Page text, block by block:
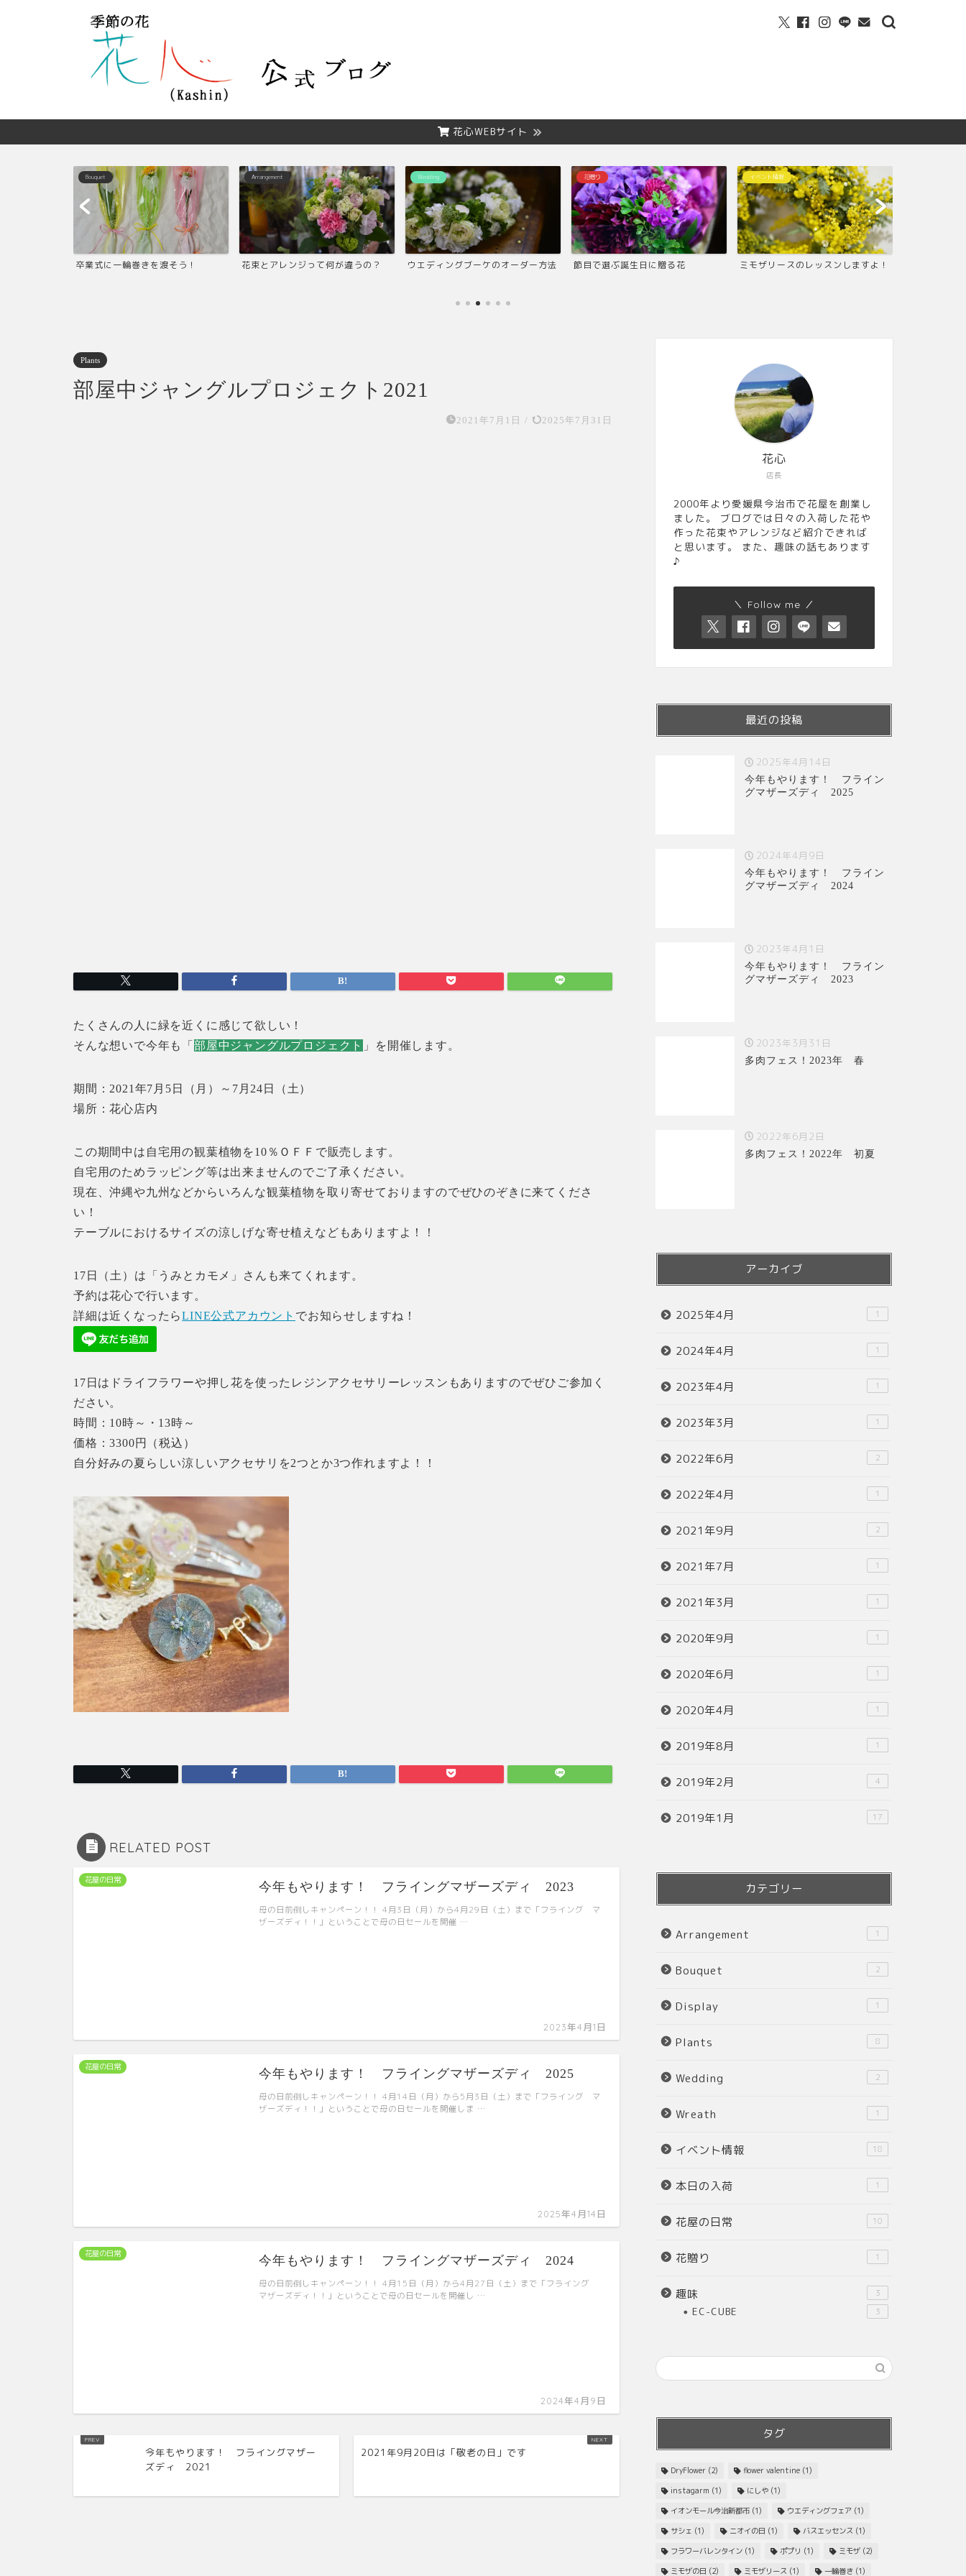
花心WEBサイト
Bouquet
卒業式に一輪巻きを渡そう！
Arrangement
花束とアレンジって何が違うの？
Wedding
ウエディングブーケのオーダー方法
花贈り
節目で選ぶ誕生日に贈る花
イベント情報
ミモザリースのレッスンしますよ！
Plants
部屋中ジャングルプロジェクト2021
2021年7月1日 / 2025年7月31日
たくさんの人に緑を近くに感じて欲しい！
そんな想いで今年も「 部屋中ジャングルプロジェクト 」を開催します。
期間：2021年7月5日（月）～7月24日（土）
場所：花心店内
この期間中は自宅用の観葉植物を10％ＯＦＦで販売します。
自宅用のためラッピング等は出来ませんのでご了承ください。
現在、沖縄や九州などからいろんな観葉植物を取り寄せておりますのでぜひのぞきに来てくださ
い！
テーブルにおけるサイズの涼しげな寄せ植えなどもありますよ！！
17日（土）は「うみとカモメ」さんも来てくれます。
予約は花心で行います。
詳細は近くなったらLINE公式アカウント でお知らせしますね！
17日はドライフラワーや押し花を使ったレジンアクセサリーレッスンもありますのでぜひご参加く
ださい。
時間：10時～・13時～
価格：3300円（税込）
自分好みの夏らしい涼しいアクセサリを2つとか3つ作れますよ！！
RELATED POST
花屋の日常 今年もやります！ フライングマザーズディ 2023
2023年4月1日
母の日前倒しキャンペーン！！ 4月3日（月）から4月29日（土）まで「フライング マ
ザーズディ！！」ということで母の日セールを開催 …
花屋の日常 今年もやります！ フライングマザーズディ 2025
2025年4月14日
母の日前倒しキャンペーン！！ 4月14日（月）から5月3日（土）まで「フライング マ
ザーズディ！！」ということで母の日セールを開催しま …
花屋の日常 今年もやります！ フライングマザーズディ 2024
2024年4月9日
母の日前倒しキャンペーン！！ 4月15日（月）から4月27日（土）まで「フライング
マザーズディ！！」ということで母の日セールを開催し …
今年もやります！ フライングマザー
ズディ 2021
2021年9月20日は「敬老の日」です
店長
花心
2000年より愛媛県今治市で花屋を創業し
ました。 ブログでは日々の入荷した花や
作った花束やアレンジなど紹介できれば
と思います。 また、趣味の話もあります
♪
＼ Follow me ／
最近の投稿
2025年4月14日
今年もやります！ フライン
グマザーズディ 2025
2024年4月9日
今年もやります！ フライン
グマザーズディ 2024
2023年4月1日
今年もやります！ フライン
グマザーズディ 2023
2023年3月31日
多肉フェス！2023年 春
2022年6月2日
多肉フェス！2022年 初夏
アーカイブ
2025年4月 1
2024年4月 1
2023年4月 1
2023年3月 1
2022年6月 2
2022年4月 1
2021年9月 2
2021年7月 1
2021年3月 1
2020年9月 1
2020年6月 1
2020年4月 1
2019年8月 1
2019年2月 4
2019年1月 17
カテゴリー
Arrangement 1
Bouquet 2
Display 1
Plants 8
Wedding 2
Wreath 1
イベント情報 18
本日の入荷 1
花屋の日常 10
花贈り 1
趣味 3
EC-CUBE 3
タグ
DryFlower(2) flower valentine(1)
instagarm (1) にしや(1)
イオンモール今治新都市(1) ウエディングフェア (1)
サシェ (1) ニオイの日 (1) バスエッセンス (1)
フラワーバレンタイン(1) ポプリ (1) ミモザ(2)
ミモザの日 (2) ミモザリース (1) 一輪巻き(1)